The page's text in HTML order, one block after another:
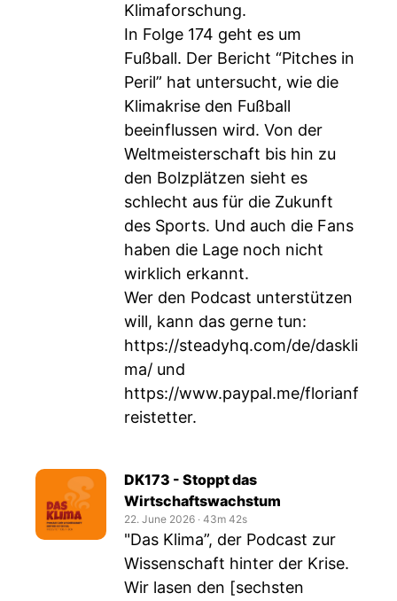
Klimaforschung.
In Folge 174 geht es um
Fußball. Der Bericht “Pitches in
Peril” hat untersucht, wie die
Klimakrise den Fußball
beeinflussen wird. Von der
Weltmeisterschaft bis hin zu
den Bolzplätzen sieht es
schlecht aus für die Zukunft
des Sports. Und auch die Fans
haben die Lage noch nicht
wirklich erkannt.
Wer den Podcast unterstützen
will, kann das gerne tun:
https://steadyhq.com/de/daskli
ma/ und
https://www.paypal.me/florianf
reistetter.
DK173 - Stoppt das
Wirtschaftswachstum
22. June 2026 ‧ 43m 42s
"Das Klima”, der Podcast zur
Wissenschaft hinter der Krise.
Wir lasen den [sechsten